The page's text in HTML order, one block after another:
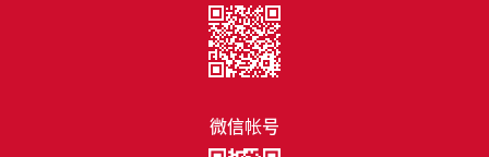
微信帐号